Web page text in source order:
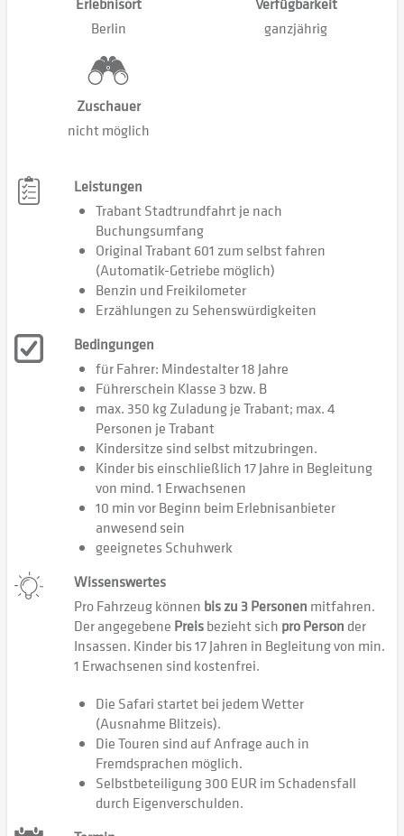
Berlin
ganzjährig
Zuschauer
nicht möglich
Leistungen
Trabant Stadtrundfahrt je nach
Buchungsumfang
Original Trabant 601 zum selbst fahren
(Automatik-Getriebe möglich)
Benzin und Freikilometer
Erzählungen zu Sehenswürdigkeiten
Bedingungen
für Fahrer: Mindestalter 18 Jahre
Führerschein Klasse 3 bzw. B
max. 350 kg Zuladung je Trabant; max. 4
Personen je Trabant
Kindersitze sind selbst mitzubringen.
Kinder bis einschließlich 17 Jahre in Begleitung
von mind. 1 Erwachsenen
10 min vor Beginn beim Erlebnisanbieter
anwesend sein
geeignetes Schuhwerk
Wissenswertes
Pro Fahrzeug können bis zu 3 Personen mitfahren.
Der angegebene Preisbezieht sich pro Person der
Insassen. Kinder bis 17 Jahren in Begleitung von min.
1 Erwachsenen sind kostenfrei.
Die Safari startet bei jedem Wetter
(Ausnahme Blitzeis).
Die Touren sind auf Anfrage auch in
Fremdsprachen möglich.
Selbstbeteiligung 300 EUR im Schadensfall
durch Eigenverschulden.